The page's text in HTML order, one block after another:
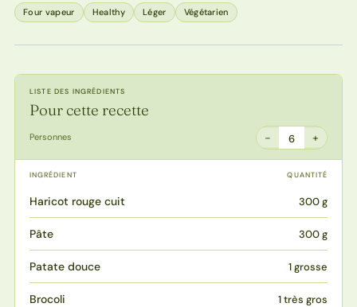
Four vapeur Healthy Léger Végétarien
LISTE DES INGRÉDIENTS
Pour cette recette
Personnes − 6 +
INGRÉDIENT QUANTITÉ
Haricot rouge cuit 300 g
Pâte 300 g
Patate douce 1 grosse
Brocoli 1 très gros